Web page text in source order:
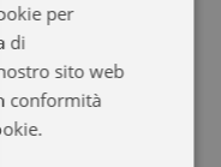
FRENCH
SPANISH
per
di
sito web
conformità